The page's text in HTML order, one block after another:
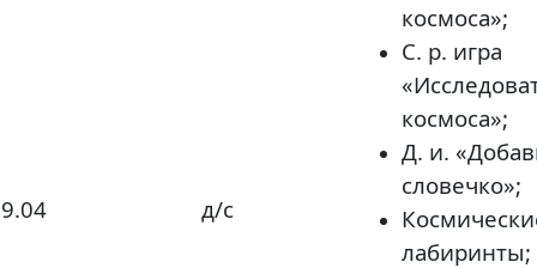
9.04 д/с
космоса»;
С. р. игра
космоса»;
Д. и.
словечко»;
лабиринты;